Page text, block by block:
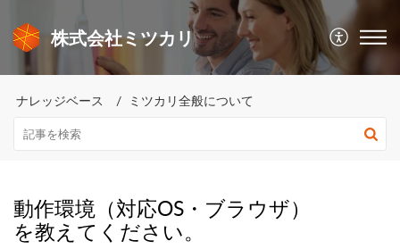
株式会社ミツカリ
ナレッジベース ミツカリ全般について
動作環境（対応OS・ブラウザ）
を教えてください。